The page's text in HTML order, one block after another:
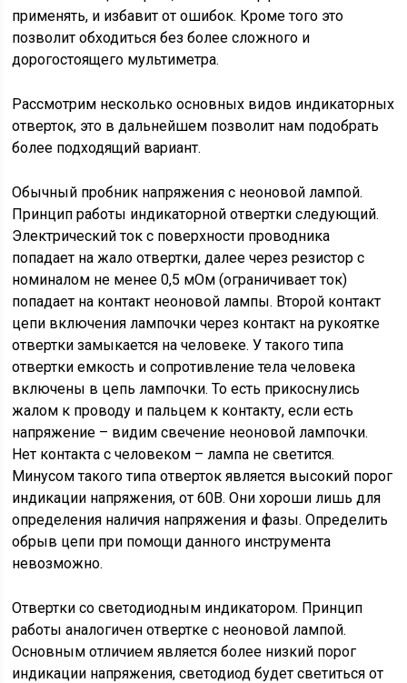
применять, и избавит от ошибок. Кроме того это
позволит обходиться без более сложного и
дорогостоящего мультиметра.
Рассмотрим несколько основных видов индикаторных
отверток, это в дальнейшем позволит нам подобрать
более подходящий вариант.
Обычный пробник напряжения с неоновой лампой.
Принцип работы индикаторной отвертки следующий.
Электрический ток с поверхности проводника
попадает на жало отвертки, далее через резистор с
номиналом не менее 0,5 мОм (ограничивает ток)
попадает на контакт неоновой лампы. Второй контакт
цепи включения лампочки через контакт на рукоятке
отвертки замыкается на человеке. У такого типа
отвертки емкость и сопротивление тела человека
включены в цепь лампочки. То есть прикоснулись
жалом к проводу и пальцем к контакту, если есть
напряжение – видим свечение неоновой лампочки.
Нет контакта с человеком – лампа не светится.
Минусом такого типа отверток является высокий порог
индикации напряжения, от 60В. Они хороши лишь для
определения наличия напряжения и фазы. Определить
обрыв цепи при помощи данного инструмента
невозможно.
Отвертки со светодиодным индикатором. Принцип
работы аналогичен отвертке с неоновой лампой.
Основным отличием является более низкий порог
индикации напряжения, светодиод будет светиться от